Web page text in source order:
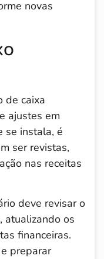
novas
de caixa
ajustes em
se instala, é
ser revistas,
nas receitas
deve revisar o
atualizando os
financeiras.
preparar